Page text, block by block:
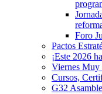
Foro
Pactos
¡Este 2026
Viernes Muy
Cursos,
G32